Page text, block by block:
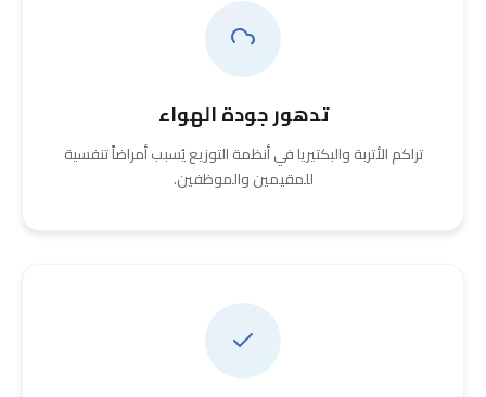
تدهور جودة الهواء
تراكم الأتربة والبكتيريا في أنظمة التوزيع يُسبب أمراضاً تنفسية
للمقيمين والموظفين.